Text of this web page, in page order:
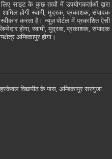
साइट के कुछ तत्वों में उपयोगकर्ताओं द्वारा
होगी स्वामी, मुद्रक, प्रकाशक, संपादक
करता है। न्यूज़ पोर्टल में प्रकाशित ऐसी
होगा, स्वामी, मुद्रक, प्रकाशक, संपादक
अम्बिकापुर होगा।
विद्यापीठ के पास, अम्बिकापुर सरगुजा